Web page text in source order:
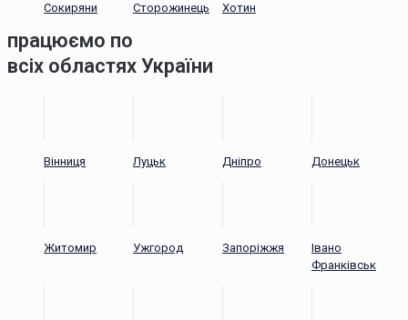
Сокиряни Сторожинець Хотин
працюємо по
всіх областях України
Вінниця Луцьк Дніпро Донецьк
Житомир Ужгород Запоріжжя
Івано
Франківськ